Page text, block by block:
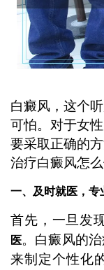
白癜风，这个
可怕。对于女
要采取正确的
治疗白癜风怎
一、及时就医，专
首先，一旦发
医。白癜风的
来制定个性化